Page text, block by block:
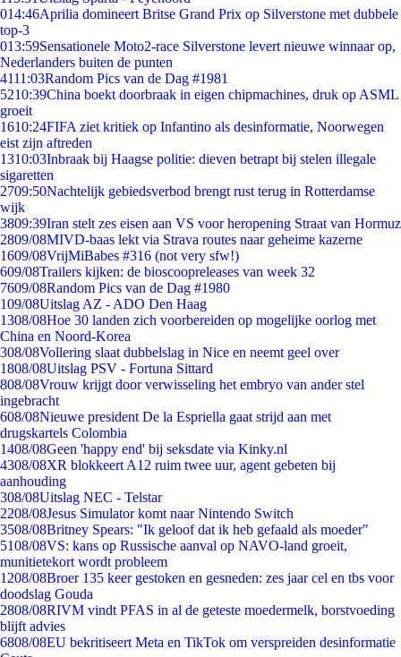
014:46Aprilia domineert Britse Grand Prix op Silverstone met dubbele
top-3
013:59Sensationele Moto2-race Silverstone levert nieuwe winnaar op,
Nederlanders buiten de punten
4111:03Random Pics van de Dag #1981
5210:39China boekt doorbraak in eigen chipmachines, druk op ASML
groeit
1610:24FIFA ziet kritiek op Infantino als desinformatie, Noorwegen
eist zijn aftreden
1310:03Inbraak bij Haagse politie: dieven betrapt bij stelen illegale
sigaretten
2709:50Nachtelijk gebiedsverbod brengt rust terug in Rotterdamse
wijk
3809:39Iran stelt zes eisen aan VS voor heropening Straat van Hormuz
2809/08MIVD-baas lekt via Strava routes naar geheime kazerne
1609/08VrijMiBabes #316 (not very sfw!)
609/08Trailers kijken: de bioscoopreleases van week 32
7609/08Random Pics van de Dag #1980
109/08Uitslag AZ - ADO Den Haag
1308/08Hoe 30 landen zich voorbereiden op mogelijke oorlog met
China en Noord-Korea
308/08Vollering slaat dubbelslag in Nice en neemt geel over
1808/08Uitslag PSV - Fortuna Sittard
808/08Vrouw krijgt door verwisseling het embryo van ander stel
ingebracht
608/08Nieuwe president De la Espriella gaat strijd aan met
drugskartels Colombia
1408/08Geen 'happy end' bij seksdate via Kinky.nl
4308/08XR blokkeert A12 ruim twee uur, agent gebeten bij
aanhouding
308/08Uitslag NEC - Telstar
2208/08Jesus Simulator komt naar Nintendo Switch
3508/08Britney Spears: "Ik geloof dat ik heb gefaald als moeder"
5108/08VS: kans op Russische aanval op NAVO-land groeit,
munitietekort wordt probleem
1208/08Broer 135 keer gestoken en gesneden: zes jaar cel en tbs voor
doodslag Gouda
2808/08RIVM vindt PFAS in al de geteste moedermelk, borstvoeding
blijft advies
6808/08EU bekritiseert Meta en TikTok om verspreiden desinformatie